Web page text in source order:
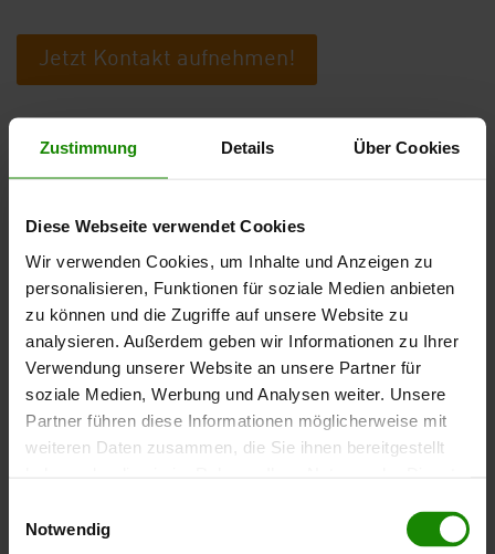
Zustimmung Details Über Cookies
Diese Webseite verwendet Cookies
Wir verwenden Cookies, um Inhalte und Anzeigen zu
personalisieren, Funktionen für soziale Medien anbieten
zu können und die Zugriffe auf unsere Website zu
analysieren. Außerdem geben wir Informationen zu Ihrer
Verwendung unserer Website an unsere Partner für
soziale Medien, Werbung und Analysen weiter. Unsere
Partner führen diese Informationen möglicherweise mit
weiteren Daten zusammen, die Sie ihnen bereitgestellt
Notwendig
Jetzt Kontakt aufnehmen!
Ihres zuständigen Bauamtes. Allerdings müssen Sie
nicht nur die amtlichen Vordrucke korrekt ausfüllen,
sondern auch noch weitere Dokumente und
Unterlagen einreichen. Welche das sind, ist in der
Bauvorlagenverordnung Ihres Bundeslandes
geregelt. Sie können jedoch davon ausgehen, dass
Sie die folgenden Unterlagen benötigen:
Nachweise über die Statik, die Dämmung und den